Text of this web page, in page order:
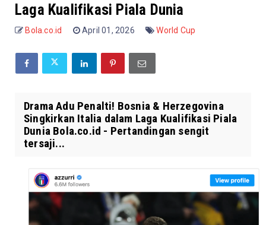
Laga Kualifikasi Piala Dunia
Bola.co.id April 01, 2026 World Cup
Drama Adu Penalti! Bosnia & Herzegovina
Singkirkan Italia dalam Laga Kualifikasi Piala
Dunia Bola.co.id - Pertandingan sengit
tersaji...